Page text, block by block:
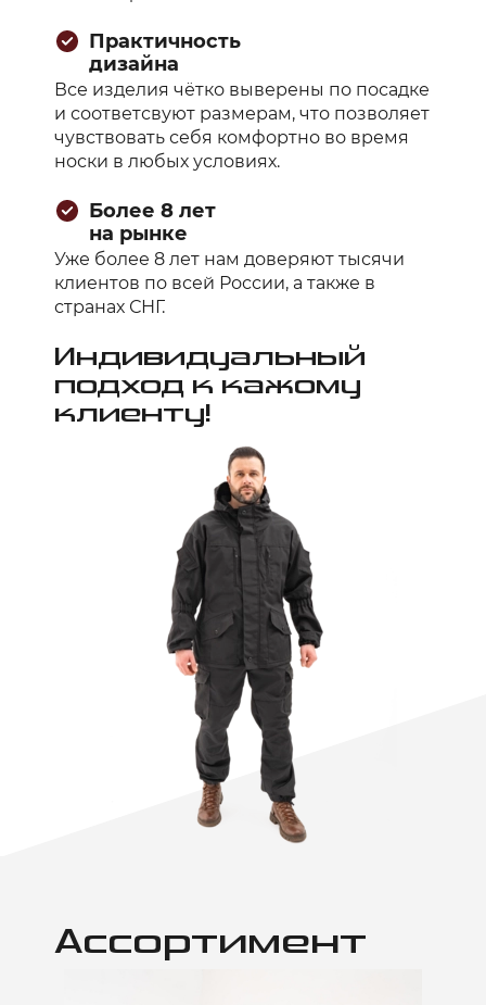
Практичность
дизайна
Все изделия чётко выверены по посадке
и соответсвуют размерам, что позволяет
чувствовать себя комфортно во время
носки в любых условиях.
Более 8 лет
на рынке
Уже более 8 лет нам доверяют тысячи
клиентов по всей России, а также в
странах СНГ.
Индивидуальный
подход к кажому
клиенту!
Ассортимент